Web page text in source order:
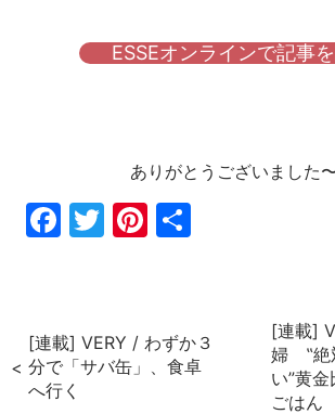
ESSEオンラインで記事
ありがとうございました〜
Fac
Twi
Pin
[連載] VERY / わずか３
分で「サバ缶」、食卓
へ行く
[連載]
婦 ‟絶
い”黄
ごはん